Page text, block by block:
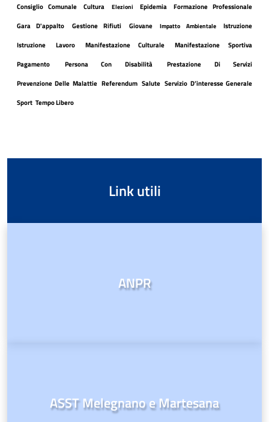
Consiglio Comunale Cultura Elezioni Epidemia
Formazione Professionale
Gara D'appalto
Gestione Rifiuti Giovane Impatto Ambientale
Istruzione
Istruzione
Lavoro Manifestazione Culturale
Manifestazione Sportiva
Pagamento
Persona Con Disabilità
Prestazione Di Servizi
Prevenzione Delle Malattie Referendum Salute Servizio D’interesse Generale
Sport Tempo Libero
Link utili
ANPR
ASST Melegnano e Martesana